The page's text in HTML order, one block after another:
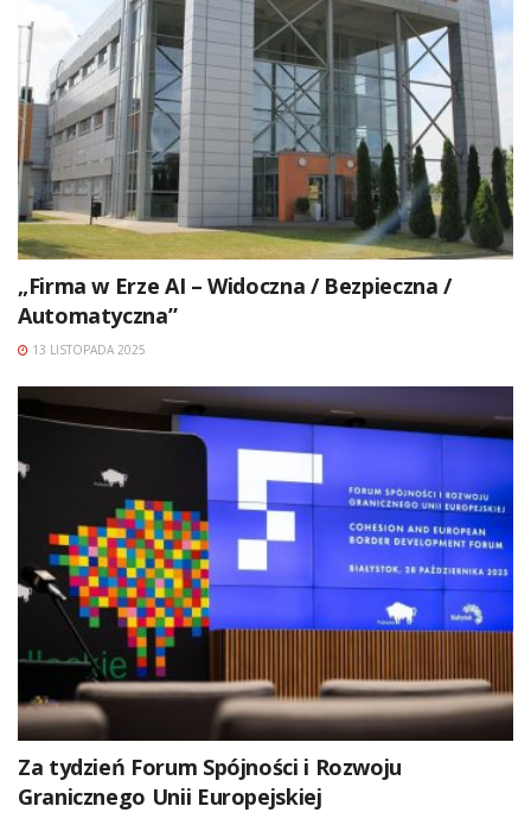
„Firma w Erze AI – Widoczna / Bezpieczna /
Automatyczna”
13 LISTOPADA 2025
Za tydzień Forum Spójności i Rozwoju
Granicznego Unii Europejskiej